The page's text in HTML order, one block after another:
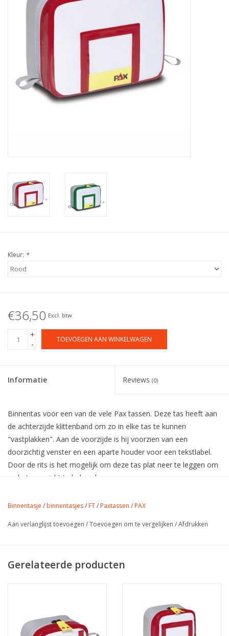
Kleur: *
€36,50 Excl. btw
+
-
TOEVOEGEN AAN WINKELWAGEN
Informatie Reviews (0)
Binnentas voor een van de vele Pax tassen. Deze tas heeft aan
de achterzijde klittenband om zo in elke tas te kunnen
"vastplakken". Aan de voorzijde is hij voorzien van een
doorzichtig venster en een aparte houder voor een tekstlabel.
Door de rits is het mogelijk om deze tas plat neer te leggen om
zo het overzicht te behouden.
Volume: 2,9 liter
diverse mogelijkheden.
Binnentasje / binnentasjes/ FT/ Paxtassen / PAX
Aan verlanglijst toevoegen /Toevoegen om te vergelijken /Afdrukken
Gerelateerde producten